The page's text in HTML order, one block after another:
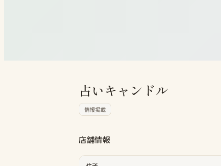
占いキャンドル
情報掲載
店舗情報